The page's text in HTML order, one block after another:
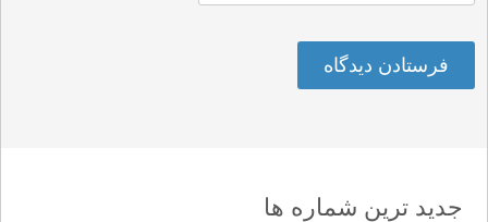
جدید ترین شماره ها